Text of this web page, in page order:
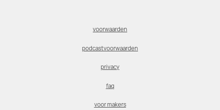
voorwaarden
podcastvoorwaarden
privacy
faq
voor makers